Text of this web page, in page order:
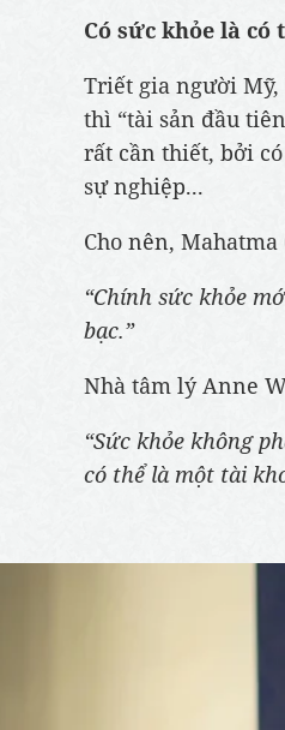
Có sức khỏe là có
Triết gia người
thì “tài sản đầu
rất cần thiết, bởi
sự nghiệp...
Cho nên,
“Chính sức khỏe
bạc.”
Nhà tâm lý Anne
“Sức khỏe không
có thể là một tài